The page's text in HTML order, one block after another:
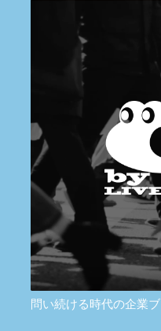
問い続ける時代の企業